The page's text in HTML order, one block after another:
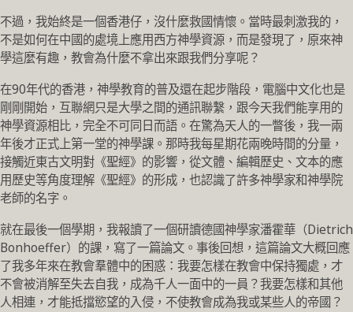
不過，我始終是一個香港仔，沒什麼救國情懷。當時最刺激我的，
不是如何在中國的處境上應用西方神學資源，而是發現了，原來神
學這麼有趣，教會為什麼不拿出來跟我們分享呢？
在90年代的香港，神學教育的普及還在起步階段，電腦中文化也是
剛剛開始，互聯網只是大學之間的通訊聯繫，跟今天我們能享用的
神學資源相比，完全不可同日而語。在驚為天人的一瞥後，我一兩
年後才正式上第一堂的神學課。那時我每星期花兩晚時間的分量，
接觸近東古文明對《聖經》的影響，從文體、編輯歷史、文本的應
用歷史等角度理解《聖經》的形成，也認識了許多神學家和神學院
老師的名字。
就在最後一個學期，我報讀了一個研讀德國神學家潘霍華（Dietrich
Bonhoeffer）的課，寫了一篇論文。事後回想，這篇論文大概回應
了我多年來在教會羣體中的困惑：我要怎樣在教會中保持獨處，才
不會被消解至失去自我，成為千人一面中的一員？我要怎樣和其他
人相連，才能抵擋慾望的入侵，不使教會成為我或某些人的帝國？